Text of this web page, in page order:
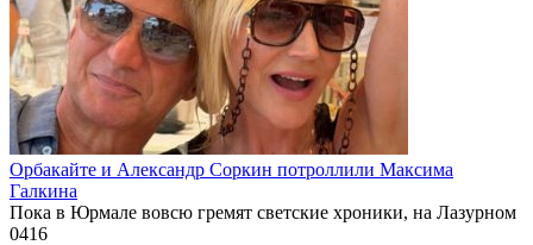
Орбакайте и Александр Соркин потроллили Максима
Галкина
Пока в Юрмале вовсю гремят светские хроники, на Лазурном
0416